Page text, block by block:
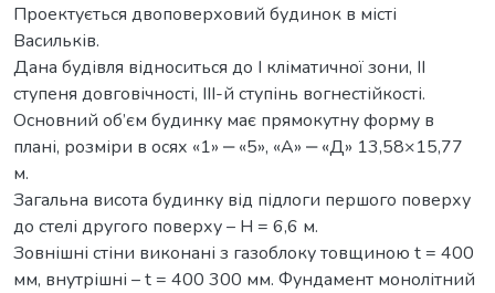
Проектується двоповерховий будинок в місті
Васильків.
Дана будівля відноситься до I кліматичної зони, II
ступеня довговічності, III-й ступінь вогнестійкості.
Основний об’єм будинку має прямокутну форму в
плані, розміри в осях «1» ‒ «5», «А» ‒ «Д» 13,58×15,77
м.
Загальна висота будинку від підлоги першого поверху
до стелі другого поверху – Н = 6,6 м.
Зовнішні стіни виконані з газоблоку товщиною t = 400
мм, внутрішні – t = 400 300 мм. Фундамент монолітний